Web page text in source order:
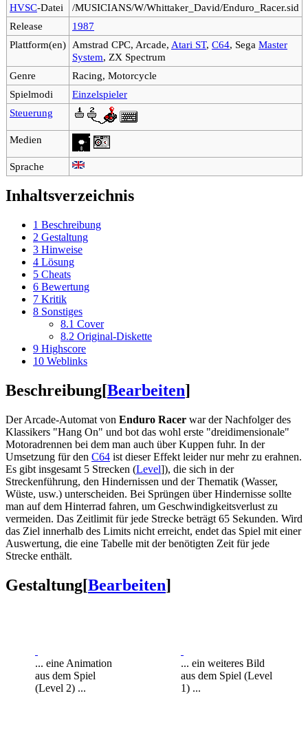
HVSC-Datei
/MUSICIANS/W/Whittaker_David/Enduro_Racer.sid
Release
1987
Plattform(en) Amstrad CPC, Arcade, Atari ST, C64, Sega Master
System, ZX Spectrum
Genre
Racing, Motorcycle
Spielmodi
Einzelspieler
Steuerung
Medien
Sprache
Inhaltsverzeichnis
1 Beschreibung
2 Gestaltung
3 Hinweise
4 Lösung
5 Cheats
6 Bewertung
7 Kritik
8 Sonstiges
8.1 Cover
8.2 Original-Diskette
9 Highscore
10 Weblinks
Beschreibung[Bearbeiten]
Der Arcade-Automat von Enduro Racer war der Nachfolger des
Klassikers "Hang On" und bot das wohl erste "dreidimensionale"
Motoradrennen bei dem man auch über Kuppen fuhr. In der
Umsetzung für den C64 ist dieser Effekt leider nur mehr zu erahnen.
Es gibt insgesamt 5 Strecken (Level]), die sich in der
Streckenführung, den Hindernissen und der Thematik (Wasser,
Wüste, usw.) unterscheiden. Bei Sprüngen über Hindernisse sollte
man auf dem Hinterrad fahren, um Geschwindigkeitsverlust zu
vermeiden. Das Zeitlimit für jede Strecke beträgt 65 Sekunden. Wird
das Ziel innerhalb des Limits nicht erreicht, endet das Spiel mit einer
Auswertung, die eine Tabelle mit der benötigten Zeit für jede
Strecke enthält.
Gestaltung[Bearbeiten]
... eine Animation
aus dem Spiel
(Level 2) ...
... ein weiteres Bild
aus dem Spiel (Level
1) ...